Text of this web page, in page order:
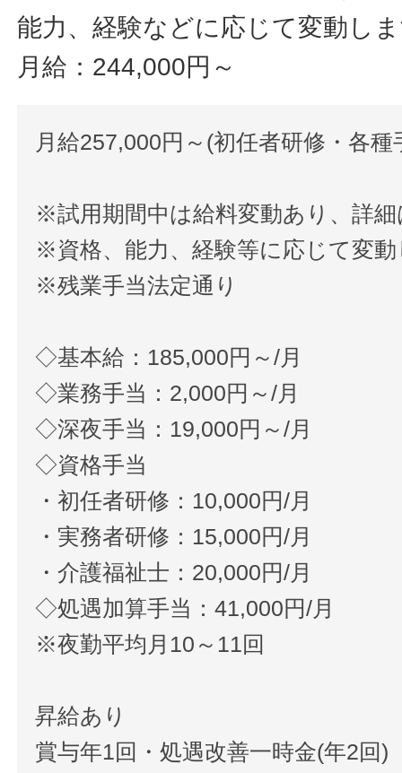
能力、経験などに応じて変動し
月給：244,000円～
月給257,000円～(初任者研修・各種
※試用期間中は給料変動あり、詳
※資格、能力、経験等に応じて変
※残業手当法定通り
◇基本給：185,000円～/月
◇業務手当：2,000円～/月
◇深夜手当：19,000円～/月
◇資格手当
・初任者研修：10,000円/月
・実務者研修：15,000円/月
・介護福祉士：20,000円/月
◇処遇加算手当：41,000円/月
※夜勤平均月10～11回
昇給あり
賞与年1回・処遇改善一時金(年2回)